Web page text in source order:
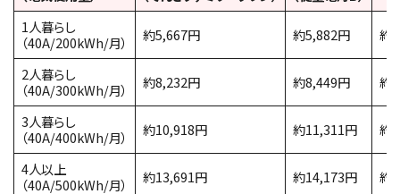
1人暮らし
（40A/200kWh/月）
約5,667円 約5,882円 約
2人暮らし
（40A/300kWh/月）
約8,232円 約8,449円 約
3人暮らし
（40A/400kWh/月）
約10,918円 約11,311円 約
4人以上
（40A/500kWh/月）
約13,691円 約14,173円 約